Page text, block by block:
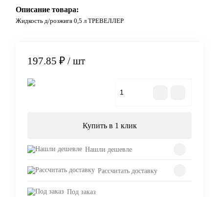
Описание товара:
Жидкость д/розжига 0,5 л ТРЕВЕЛЛЕР
197.85 ₽ / шт
Купить в 1 клик
Нашли дешевле
Рассчитать доставку
Под заказ